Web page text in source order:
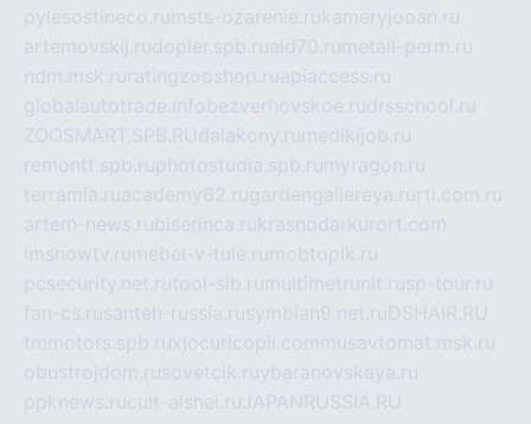
pylesostineco.ru msts-ozarenie.rukameryjooan.ru
artemovskij.rudopler.spb.ruaid70.ru metall-perm.ru
ndm.msk.ru ratingzooshop.ruapiaccess.ru
globalautotrade.info bezverhovskoe.rudrsschool.ru
ZOOSMART.SPB.RUdalakony.ru medikijob.ru
remontt.spb.ruphotostudia.spb.ru myragon.ru
terramia.ruacademy62.rugardengallereya.ru rti.com.ru
artem-news.rubiserinca.rukrasnodarkurort.com
imshowtv.ru mebel-v-tule.ru mobtopik.ru
pcsecurity.net.rutool-sib.ru multimetrunit.rusp-tour.ru
fan-cs.rusanteh-russia.rusymbian9.net.ruDSHAIR.RU
tmmotors.spb.ruxjocuricopii.com musavtomat.msk.ru
obustrojdom.rusovetcik.ruybaranovskaya.ru
ppknews.rucult-alshei.ruJAPANRUSSIA.RU